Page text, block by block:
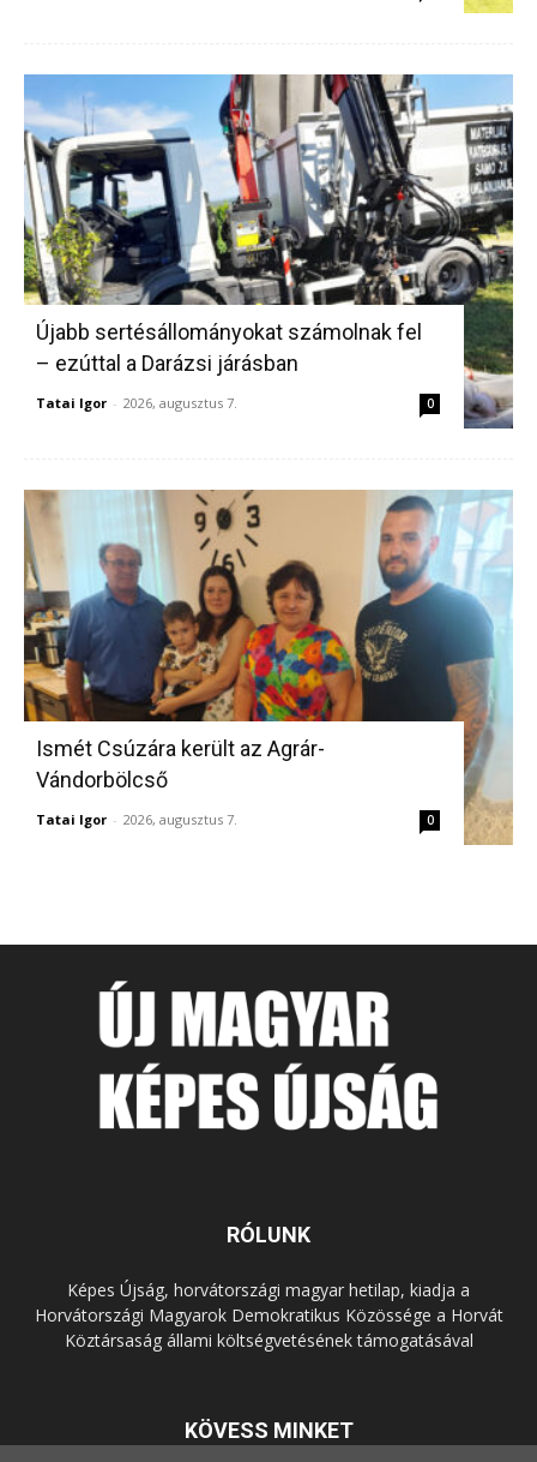
Újabb sertésállományokat számolnak fel
– ezúttal a Darázsi járásban
Tatai Igor - 2026, augusztus 7. 0
Ismét Csúzára került az Agrár-
Vándorbölcső
Tatai Igor - 2026, augusztus 7. 0
RÓLUNK
Képes Újság, horvátországi magyar hetilap, kiadja a
Horvátországi Magyarok Demokratikus Közössége a Horvát
Köztársaság állami költségvetésének támogatásával
KÖVESS MINKET